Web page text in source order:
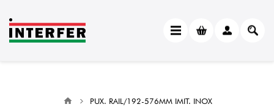
PUX. RAIL/192-576MM IMIT. INOX